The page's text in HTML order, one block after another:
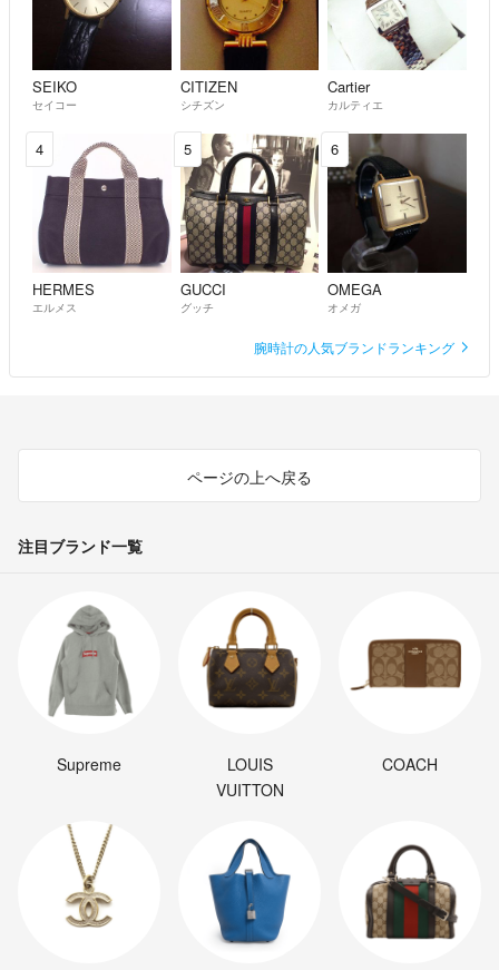
★ プロフィール読んで頂きありがとうございます！
また外出が多い為、商品についての細かい確認などは戻り次第、連絡を
させていただいております。
お時間をくださりますようお願いいたします。
送料込みの出品であります。
常識の範囲内でしたら値下げも可能ですが、出品直後は値引きできませ
ん。
不明な点あればコメントで質問してください。
能であります。
御手数かけますが、素人理解できるようご質問をお願い致します。
最後までお読み頂きありがとうございました。
よろしくお願いします。
⚫︎古物商許可（福井県公安委員会）のもと古物市場より購入および販売
SEIKO
セイコー
CITIZEN
シチズン
Cartier
カルティエ
4
HERMES
エルメス
5
GUCCI
グッチ
6
OMEGA
オメガ
腕時計の人気ブランドランキング
ページの上へ戻る
注目ブランド一覧
Supreme
LOUIS
VUITTON
COACH